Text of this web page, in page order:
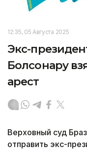
12:35, 05 Августа 2025
Экс-
Болсонару
арест
Верховный суд
отправить экс-